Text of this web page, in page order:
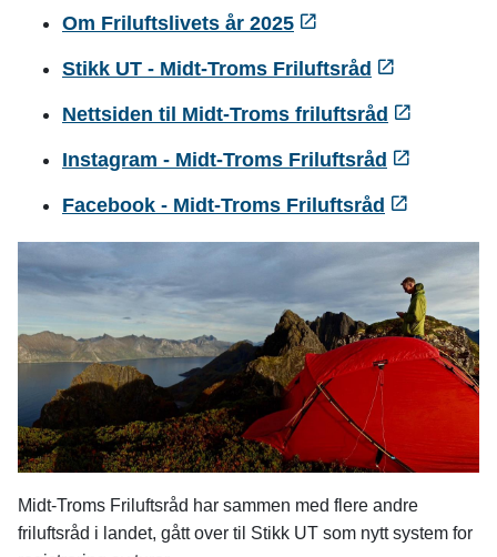
Om Friluftslivets år 2025
Stikk UT - Midt-Troms Friluftsråd
Nettsiden til Midt-Troms friluftsråd
Instagram - Midt-Troms Friluftsråd
Facebook - Midt-Troms Friluftsråd
Midt-Troms Friluftsråd har sammen med flere andre
friluftsråd i landet, gått over til Stikk UT som nytt system for